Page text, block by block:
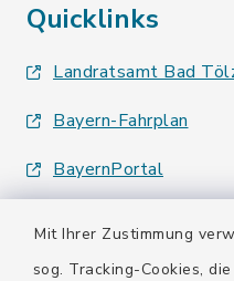
Mit Ihrer Zustimmung
sog. Tracking-Cookies,
Quicklinks
Landratsamt Bad
Bayern-Fahrplan
BayernPortal